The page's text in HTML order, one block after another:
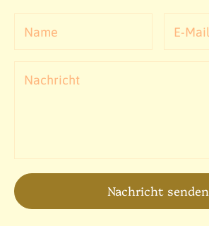
Nachricht senden